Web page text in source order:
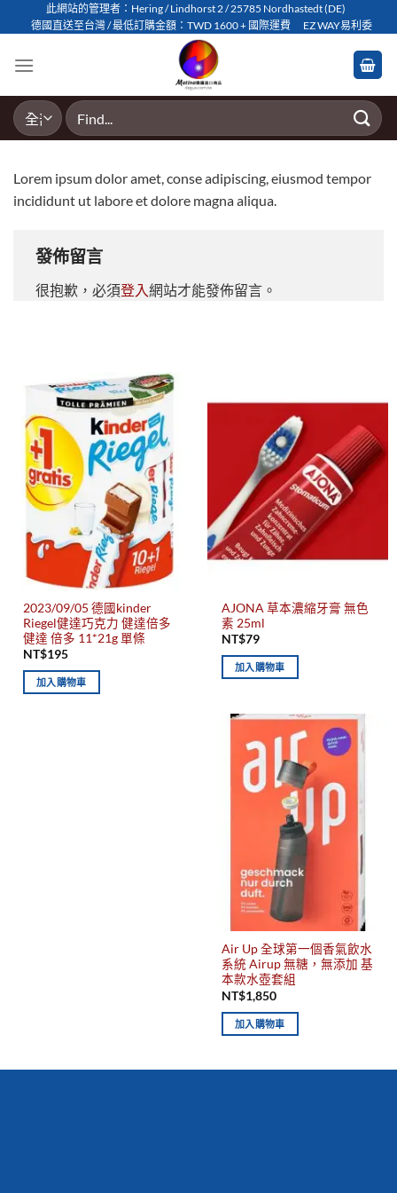
to
此網站的管理者：Hering / Lindhorst 2 / 25785 Nordhastedt (DE)
德國直送至台灣 / 最低訂購金額：TWD 1600 + 國際運費
EZ WAY易利委
搜
尋
Lorem ipsum dolor amet, conse adipiscing, eiusmod tempor
incididunt ut labore et dolore magna aliqua.
發佈留言
很抱歉，必須登入網站才能發佈留言。
2023/09/05 德國kinder
Riegel健達巧克力 健達倍多
健達 倍多 11*21g 單條
NT$195
加入購物車
AJONA 草本濃縮牙膏 無色
素 25ml
NT$79
加入購物車
Air Up 全球第一個香氣飲水
系統 Airup 無糖，無添加 基
本款水壺套組
NT$1,850
加入購物車